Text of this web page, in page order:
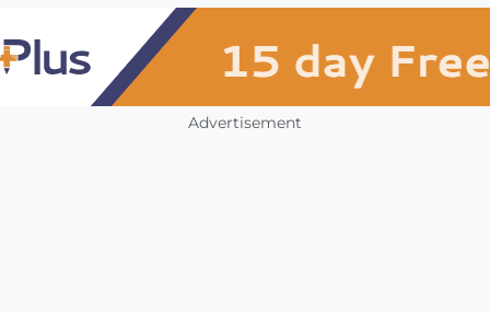
Advertisement